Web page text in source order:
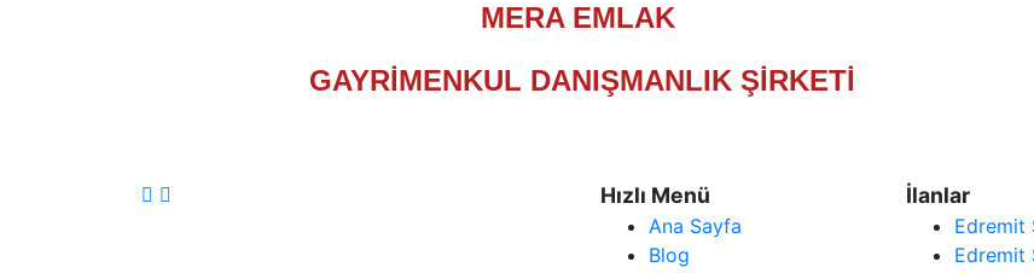
MERA EMLAK
GAYRİMENKUL DANIŞMANLIK ŞİRKETİ​
Hızlı Menü
Ana Sayfa
Blog
İlanlar
Edremit
Edremit